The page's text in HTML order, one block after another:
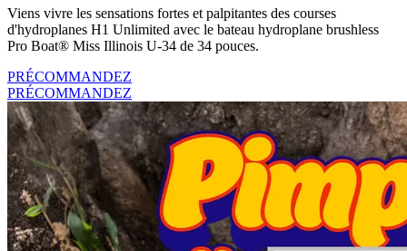
Viens vivre les sensations fortes et palpitantes des courses
d'hydroplanes H1 Unlimited avec le bateau hydroplane brushless
Pro Boat® Miss Illinois U-34 de 34 pouces.
PRÉCOMMANDEZ
PRÉCOMMANDEZ